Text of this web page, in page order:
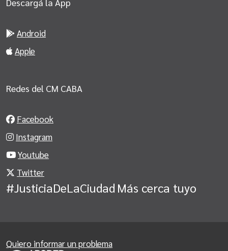
Android
Apple
Redes del CM CABA
Facebook
Instagram
Youtube
Twitter
#JusticiaDeLaCiudad Más cerca tuyo
Quiero informar un problema